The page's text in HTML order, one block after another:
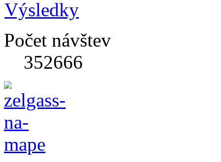
Výsledky
Počet návštev
352666